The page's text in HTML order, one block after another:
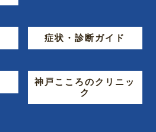
症状・診断ガイド
神戸こころのクリニッ
ク